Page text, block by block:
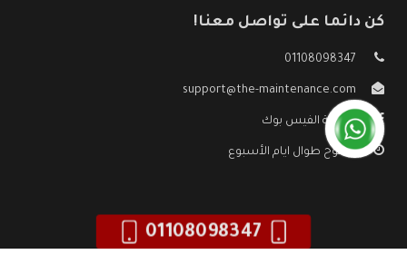
كن دائما على تواصل معنا!
01108098347
support@the-maintenance.com
صفحة الفيس بوك
مفتوح طوال ايام الأسبوع
01108098347